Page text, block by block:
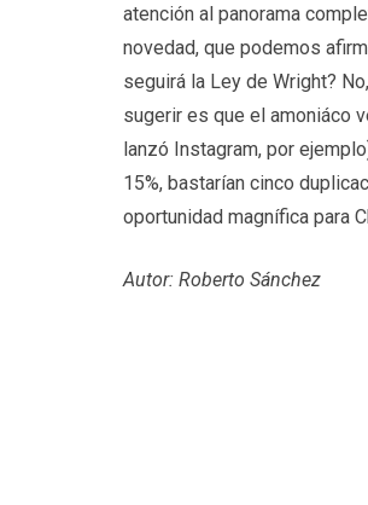
atención al panorama
novedad, que podemos
seguirá la Ley de Wright?
sugerir es que el amoniáco
lanzó Instagram, por
15%, bastarían cinco
oportunidad magnífica para
Autor: Roberto Sánchez